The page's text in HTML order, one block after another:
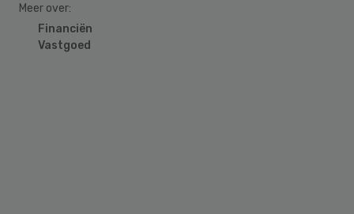
Meer over:
Financiën
Vastgoed